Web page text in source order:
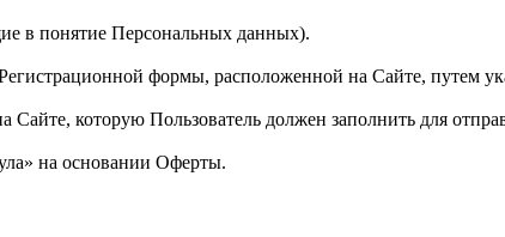
в понятие Персональных данных).
формы, расположенной на Сайте, путем
которую Пользователь должен заполнить для
на основании Оферты.